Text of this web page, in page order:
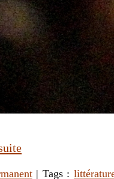
| Tags :